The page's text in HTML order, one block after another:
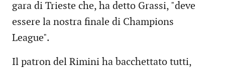
gara di Trieste che, ha detto Grassi, "deve
essere la nostra finale di Champions
League".
Il patron del Rimini ha bacchettato tutti,